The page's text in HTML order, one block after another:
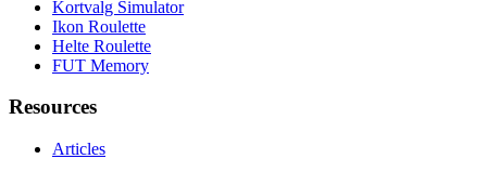
Kortvalg Simulator
Ikon Roulette
Helte Roulette
FUT Memory
Resources
Articles